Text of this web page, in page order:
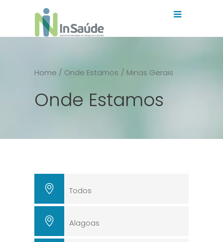
Home / Onde Estamos / Minas Gerais
Onde Estamos
Todos
Alagoas